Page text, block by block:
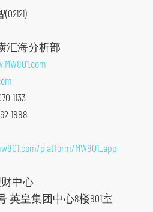
汇海分析部
1133
1888
platform/MW801_app
财中心
英皇集团中心8楼801室